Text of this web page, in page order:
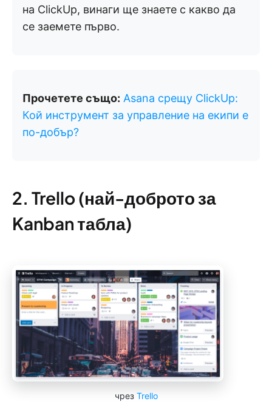
на ClickUp, винаги ще знаете с какво да
се заемете първо.
Прочетете също: Asana срещу ClickUp:
Кой инструмент за управление на екипи е
по-добър?
2. Trello (най-доброто за
Kanban табла)
чрез Trello